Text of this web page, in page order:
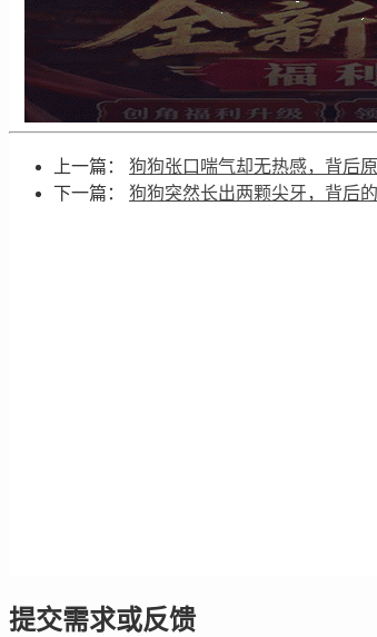
上一篇： 狗狗张口喘气却无热感，背后原
下一篇： 狗狗突然长出两颗尖牙，背后
提交需求或反馈